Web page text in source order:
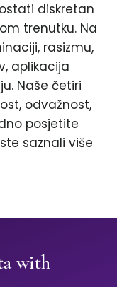
diskretan
trenutku. Na
rasizmu,
aplikacija
Naše četiri
odvažnost,
posjetite
saznali više
with